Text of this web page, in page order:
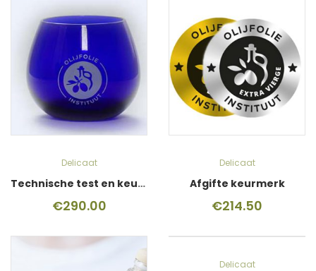
Delicaat
Technische test en keurmerk
€290.00
Delicaat
Afgifte keurmerk
€214.50
Delicaat